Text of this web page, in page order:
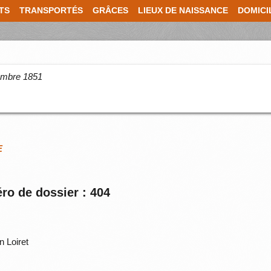
TRANSPORTÉS GRÂCES LIEUX DE NAISSANCE
1851
de dossier : 404
Loiret